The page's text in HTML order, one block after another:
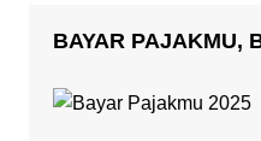
BAYAR PAJAKMU,